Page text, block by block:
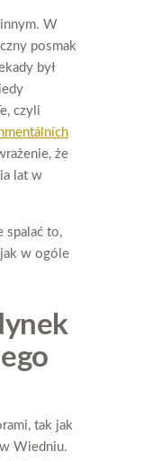
W
posmak
był
czyli
że
lat w
spalać to,
jak w ogóle
tak jak
Wiedniu.